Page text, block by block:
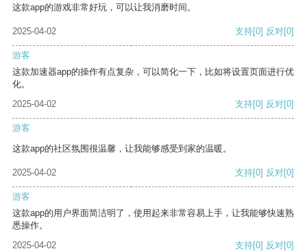
这款app的游戏非常好玩，可以让我消磨时间。
2025-04-02 支持[0] 反对[0]
游客
这款加速器app的操作有点复杂，可以简化一下，比如将设置页面进行优
化。
2025-04-02
支持[0] 反对[0]
游客
这款app的社区氛围很温馨，让我能够感受到家的温暖。
2025-04-02 支持[0] 反对[0]
游客
这款app的用户界面简洁明了，使用起来非常容易上手，让我能够快速熟
悉操作。
2025-04-02
支持[0] 反对[0]